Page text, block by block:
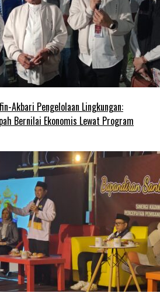
Akbari Pengelolaan Lingkungan:
Bernilai Ekonomis Lewat Program